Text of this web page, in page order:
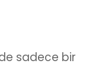
sadece bir